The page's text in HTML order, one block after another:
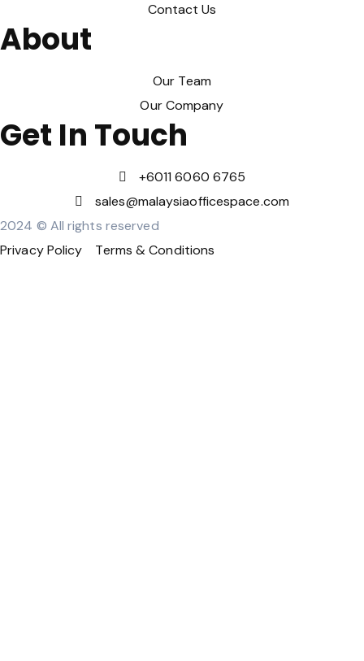
Contact Us
About
Our Team
Our Company
Get In Touch
‪+6011 6060 6765‬
sales@malaysiaofficespace.com
2024 © All rights reserved
Privacy Policy
Terms & Conditions